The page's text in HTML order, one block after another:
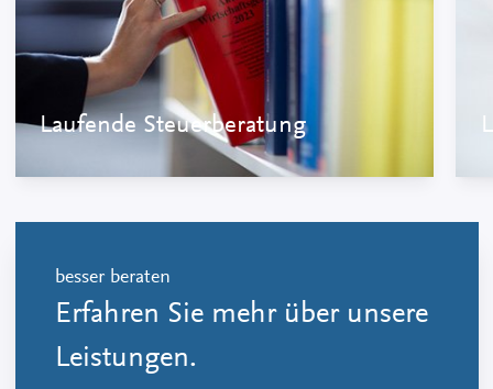
Laufende Steuerberatung
besser beraten
Erfahren Sie mehr über unsere
Leistungen.